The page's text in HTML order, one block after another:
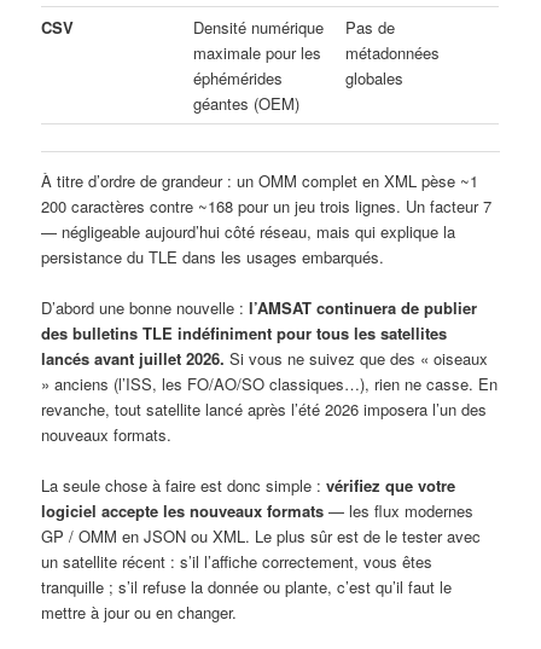
CSV
Densité numérique
maximale pour les
éphémérides
géantes (OEM)
Pas de
métadonnées
globales
À titre d’ordre de grandeur : un OMM complet en XML pèse ~1
200 caractères contre ~168 pour un jeu trois lignes. Un facteur 7
— négligeable aujourd’hui côté réseau, mais qui explique la
persistance du TLE dans les usages embarqués.
D’abord une bonne nouvelle :l’AMSAT continuera de publier
des bulletins TLE indéfiniment pour tous les satellites
lancés avant juillet 2026. Si vous ne suivez que des « oiseaux
» anciens (l’ISS, les FO/AO/SO classiques…), rien ne casse. En
revanche, tout satellite lancé après l’été 2026 imposera l’un des
nouveaux formats.
La seule chose à faire est donc simple :vérifiez que votre
logiciel accepte les nouveaux formats — les flux modernes
GP / OMM en JSON ou XML. Le plus sûr est de le tester avec
un satellite récent : s’il l’affiche correctement, vous êtes
tranquille ; s’il refuse la donnée ou plante, c’est qu’il faut le
mettre à jour ou en changer.